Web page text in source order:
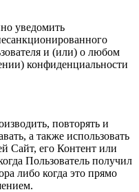
уведомить
и (или) о любом
конфиденциальности
повторять и
а также использовать
Сайт, его Контент или
Пользователь получил
либо когда это прямо